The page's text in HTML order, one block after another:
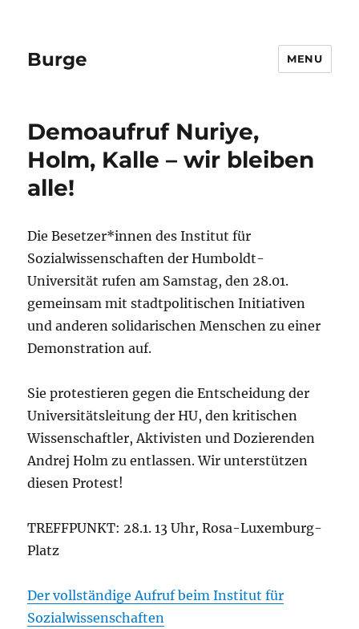
Burge MENU
Demoaufruf Nuriye,
Holm, Kalle – wir bleiben
alle!
Die Besetzer*innen des Institut für
Sozialwissenschaften der Humboldt-
Universität rufen am Samstag, den 28.01.
gemeinsam mit stadtpolitischen Initiativen
und anderen solidarischen Menschen zu einer
Demonstration auf.
Sie protestieren gegen die Entscheidung der
Universitätsleitung der HU, den kritischen
Wissenschaftler, Aktivisten und Dozierenden
Andrej Holm zu entlassen. Wir unterstützen
diesen Protest!
TREFFPUNKT: 28.1. 13 Uhr, Rosa-Luxemburg-
Platz
Der vollständige Aufruf beim Institut für
Sozialwissenschaften